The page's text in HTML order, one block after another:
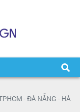
- ĐÀ NẴNG - HÀ